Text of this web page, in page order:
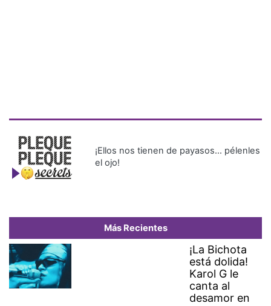
¡Ellos nos tienen de payasos… pélenles
el ojo!
Más Recientes
¡La Bichota
está dolida!
Karol G le
canta al
desamor en